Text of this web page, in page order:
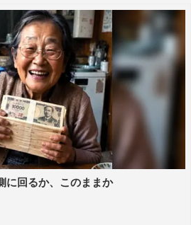
に回るか、このままか